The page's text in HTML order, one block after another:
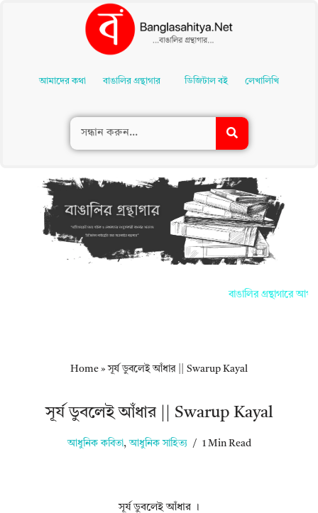
Contentআমাদের কথা বাঙালির গ্রন্থাগার ডিজিটাল বই লেখালিখি
বাঙালির গ্রন্থাগারে
Home »সূর্য ডুবলেই আঁধার || Swarup Kayal
সূর্য ডুবলেই আঁধার || Swarup Kayal
আধুনিক কবিতা, আধুনিক সাহিত্য 1 Min Read
সূর্য ডুবলেই আঁধার ।